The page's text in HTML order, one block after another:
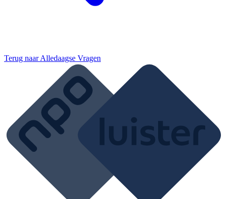
Terug naarAlledaagse Vragen